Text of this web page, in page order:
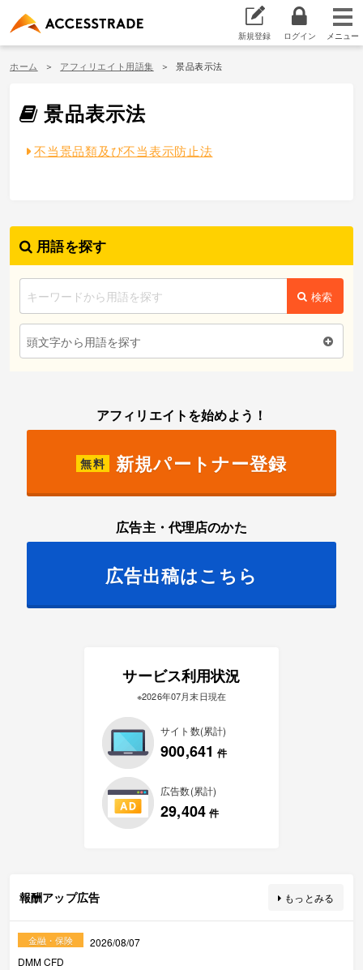
新規登録 ログイン
ホーム アフィリエイト用語集 景品表示法
景品表示法
不当景品類及び不当表示防止法
用語を探す
検索
頭文字から用語を探す
アフィリエイトを始めよう！
無料 新規パートナー登録
広告主・代理店のかた
広告出稿はこちら
サービス利用状況
※2026年07月末日現在
サイト数(累計)
900,641 件
広告数(累計)
29,404 件
報酬アップ広告 もっとみる
金融・保険
2026/08/07
DMM CFD